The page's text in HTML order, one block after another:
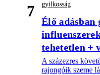
7 gyilkosság
Élő adásban
tehetetlen +
A százezres
rajongóik szeme